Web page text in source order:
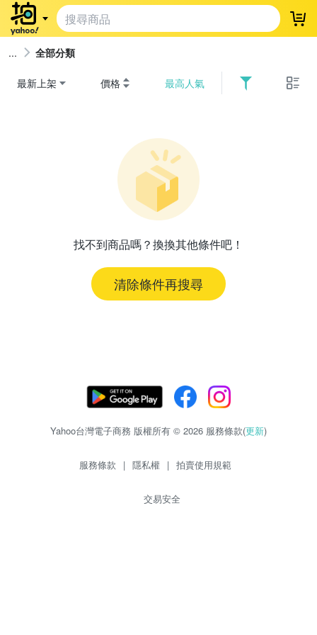
登
全部分類
最新上架 價格 最高人氣
找不到商品嗎？換換其他條件吧！
清除條件再搜尋
Yahoo台灣電子商務 版權所有 © 2026 服務條款(更新)
服務條款 | 隱私權 | 拍賣使用規範
交易安全